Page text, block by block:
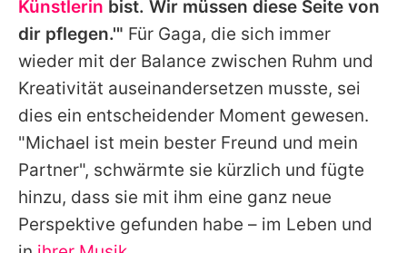
Künstlerin bist. Wir müssen diese Seite von
dir pflegen.'" Für Gaga, die sich immer
wieder mit der Balance zwischen Ruhm und
Kreativität auseinandersetzen musste, sei
dies ein entscheidender Moment gewesen.
"Michael ist mein bester Freund und mein
Partner", schwärmte sie kürzlich und fügte
hinzu, dass sie mit ihm eine ganz neue
Perspektive gefunden habe – im Leben und